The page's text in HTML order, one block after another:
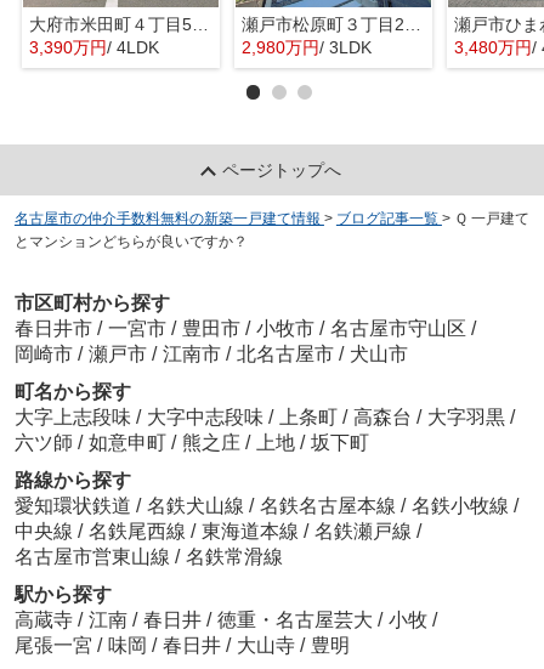
大府市米田町４丁目55『仲介料無料』新築戸建て
3,390万円/ 4LDK
瀬戸市松原町３丁目252『仲介料無料』新築戸建て
2,980万円/ 3LDK 3,480万円/
ページトップへ
名古屋市の仲介手数料無料の新築一戸建て情報 > ブログ記事一覧 > Ｑ 一戸建て
とマンションどちらが良いですか？
市区町村から探す
春日井市 / 一宮市 / 豊田市 / 小牧市 / 名古屋市守山区 /
岡崎市 / 瀬戸市 / 江南市 / 北名古屋市 / 犬山市
町名から探す
大字上志段味 / 大字中志段味 / 上条町 / 高森台 / 大字羽黒 /
六ツ師 / 如意申町 / 熊之庄 / 上地 / 坂下町
路線から探す
愛知環状鉄道 / 名鉄犬山線 / 名鉄名古屋本線 / 名鉄小牧線 /
中央線 / 名鉄尾西線 / 東海道本線 / 名鉄瀬戸線 /
名古屋市営東山線 / 名鉄常滑線
駅から探す
高蔵寺 / 江南 / 春日井 / 徳重・名古屋芸大 / 小牧 /
尾張一宮 / 味岡 / 春日井 / 大山寺 / 豊明